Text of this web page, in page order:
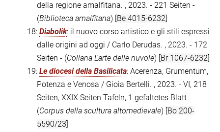
della regione amalfitana. , 2023. - 221 Seiten -
(Biblioteca amalfitana) [Be 4015-6232]
18: Diabolik: il nuovo corso artistico e gli stili espressi
dalle origini ad oggi / Carlo Derudas. , 2023. - 172
Seiten - (Collana L'arte delle nuvole) [Br 1067-6232]
19: Le diocesi della Basilicata: Acerenza, Grumentum,
Potenza e Venosa / Gioia Bertelli. , 2023. - VI, 218
Seiten, XXIX Seiten Tafeln, 1 gefaltetes Blatt -
(Corpus della scultura altomedievale) [Bo 200-
5590/23]